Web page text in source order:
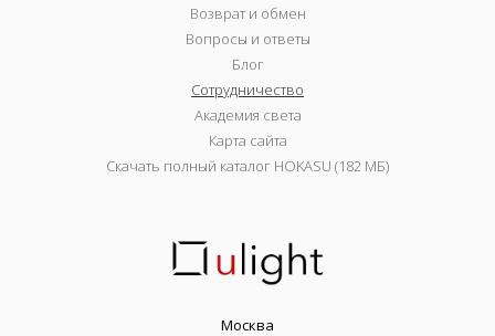
Возврат и обмен
Вопросы и ответы
Блог
Сотрудничество
Академия света
Карта сайта
Скачать полный каталог HOKASU (182 МБ)
Москва